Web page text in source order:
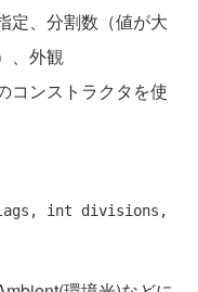
定、分割数（値が大
、外観
コンストラクタを使
int divisions,